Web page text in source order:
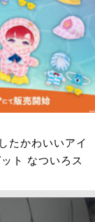
たかわいいアイ
ト なついろス